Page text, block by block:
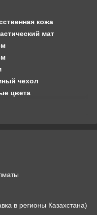
кожа
мат
чехол
цвета
в регионы Казахстана)